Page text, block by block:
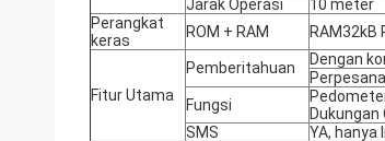
Jarak Operasi
10 meter
Perangkat
keras
ROM + RAM RAM32kB
Fitur Utama
Pemberitahuan
Dengan
Fungsi
SMS
YA,